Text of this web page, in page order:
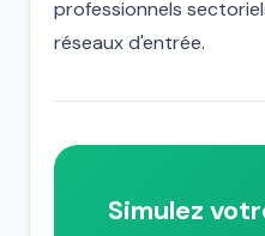
professionnels
réseaux d'entrée.
Simulez